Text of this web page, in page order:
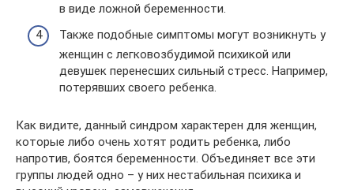
в виде ложной беременности.
Также подобные симптомы могут возникнуть у
женщин с легковозбудимой психикой или
девушек перенесших сильный стресс. Например,
потерявших своего ребенка.
Как видите, данный синдром характерен для женщин,
которые либо очень хотят родить ребенка, либо
напротив, боятся беременности. Объединяет все эти
группы людей одно – у них нестабильная психика и